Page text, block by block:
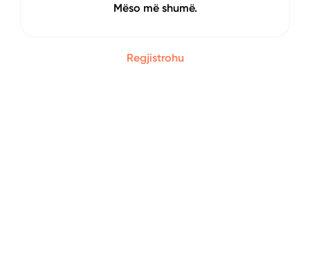
Regjistrohu
Mëso më shumë.